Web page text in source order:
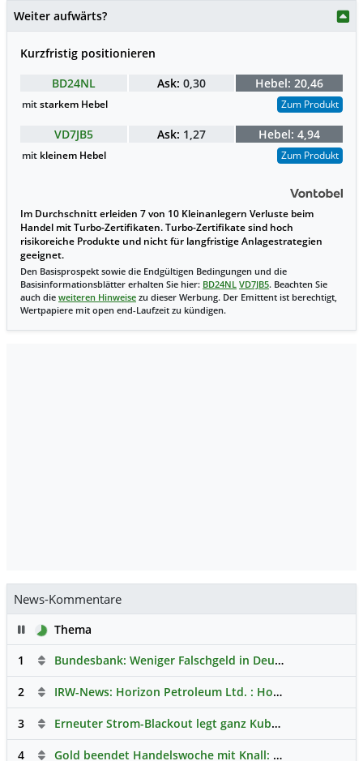
Weiter aufwärts?
Kurzfristig positionieren
BD24NL
Ask: 0,30 Hebel: 20,46
mitstarkem Hebel Zum Produkt
VD7JB5 Ask: 1,27 Hebel: 4,94
mit kleinem Hebel Zum Produkt
Im Durchschnitt erleiden 7 von 10 Kleinanlegern Verluste beim
Handel mit Turbo-Zertifikaten. Turbo-Zertifikate sind hoch
risikoreiche Produkte und nicht für langfristige Anlagestrategien
geeignet.
Den Basisprospekt sowie die Endgültigen Bedingungen und die
Basisinformationsblätter erhalten Sie hier: BD24NL VD7JB5. Beachten Sie
auch die weiteren Hinweise zu dieser Werbung. Der Emittent ist berechtigt,
Wertpapiere mit open end-Laufzeit zu kündigen.
News-Kommentare
PauseThema
1
Bundesbank: Weniger Falschgeld in Deutschland
2 IRW-News: Horizon Petroleum Ltd. : Horizon Petroleum beginnt mit der Testförderung im Projekt Lachowice in Polen und schließt die Platzierung einer überzeichneten Wandelanleihe ab
3 Erneuter Strom-Blackout legt ganz Kuba lahm
4 Gold beendet Handelswoche mit Knall: Barrick Mining – Ist diese Aktie wieder ein Kauf?